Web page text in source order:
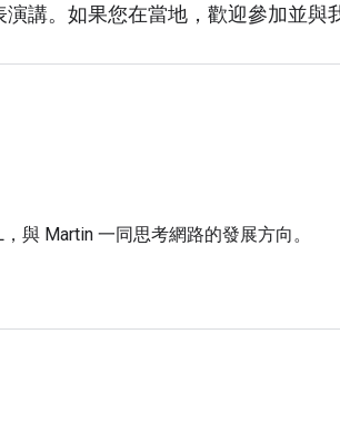
講。如果您在當地，歡迎參加並與
與 Martin 一同思考網路的發展方向。